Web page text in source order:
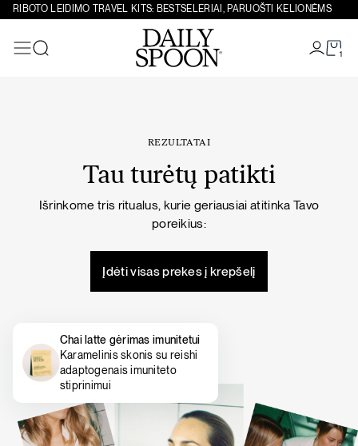
Eiti prie turinio
RIBOTO LEIDIMO TRAVEL KITS: BESTSELERIAI, PARUOŠTI KELIONĖMS
1
REZULTATAI
Tau turėtų patikti
Išrinkome tris ritualus, kurie geriausiai atitinka Tavo
poreikius:
Įdėti visas prekes į krepšelį
Chai latte gėrimas imunitetui
Karamelinis skonis su reishi
adaptogenais imuniteto
stiprinimui